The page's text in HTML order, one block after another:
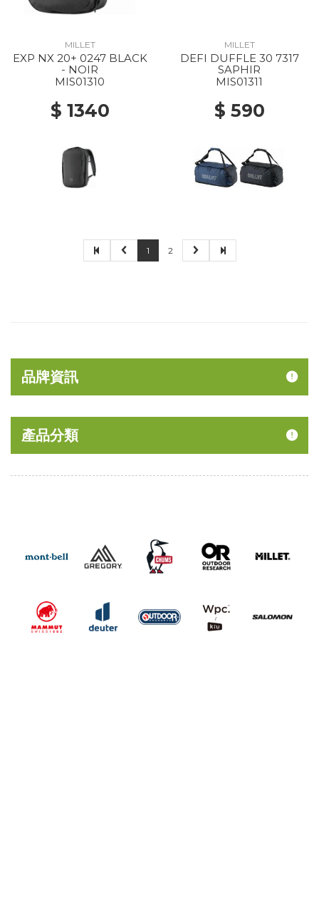
MILLET
EXP NX 20+ 0247 BLACK
- NOIR
MIS01310
$ 1340
MILLET
DEFI DUFFLE 30 7317
SAPHIR
MIS01311
$ 590
1 2
品牌資訊
產品分類